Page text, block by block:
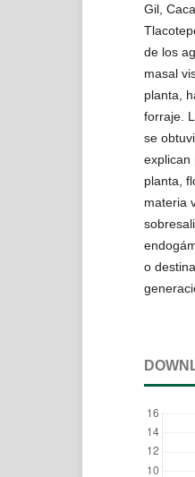
Gil,
de los
masal
planta,
forraje.
se
explican
planta,
materia
o